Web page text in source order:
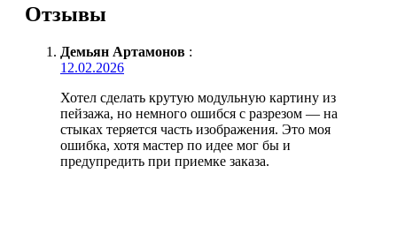
Отзывы
Демьян Артамонов :
12.02.2026
Хотел сделать крутую модульную картину из
пейзажа, но немного ошибся с разрезом — на
стыках теряется часть изображения. Это моя
ошибка, хотя мастер по идее мог бы и
предупредить при приемке заказа.